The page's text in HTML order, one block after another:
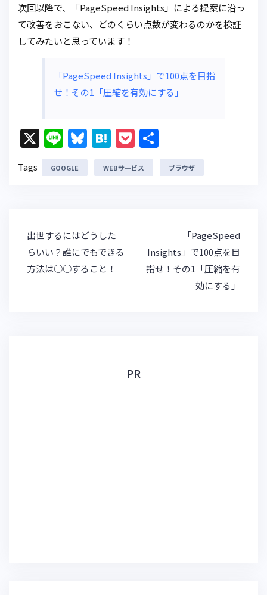
次回以降で、「PageSpeed Insights」による提案に沿っ
て改善をおこない、どのくらい点数が変わるのかを検証
してみたいと思っています！
「PageSpeed Insights」で100点を目指
せ！その1「圧縮を有効にする」
X Li
n
e
Bl
u
e
y
H
at
e
P
o
c
有
Tags GOOGLE WEBサービス ブラウザ
投
稿
ナ
ビ
出世するにはどうした
らいい？誰にでもできる
方法は○○すること！
「PageSpeed
Insights」で100点を目
指せ！その1「圧縮を有
効にする」
PR